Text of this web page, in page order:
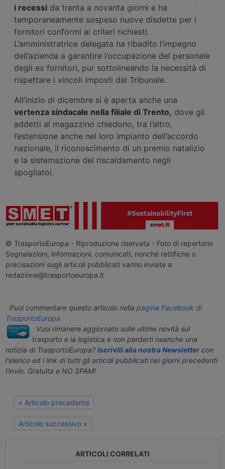
i recessi da trenta a novanta giorni e ha
temporaneamente sospeso nuove disdette per i
fornitori conformi ai criteri richiesti.
L’amministratrice delegata ha ribadito l’impegno
dell’azienda a garantire l’occupazione del personale
degli ex fornitori, pur sottolineando la necessità di
rispettare i vincoli imposti dal Tribunale.
All’inizio di dicembre si è aperta anche una
vertenza sindacale nella filiale di Trento, dove gli
addetti al magazzino chiedono, tra l’altro,
l’estensione anche nel loro impianto dell’accordo
nazionale, il riconoscimento di un premio natalizio
e la sistemazione del riscaldamento negli
spogliatoi.
© TrasportoEuropa - Riproduzione riservata - Foto di repertorio
Segnalazioni, informazioni, comunicati, nonché rettifiche o
precisazioni sugli articoli pubblicati vanno inviate a:
redazione@trasportoeuropa.it
Puoi commentare questo articolo nella pagina Facebook di
TrasportoEuropa
Vuoi rimanere aggiornato sulle ultime novità sul
trasporto e la logistica e non perderti neanche una
notizia di TrasportoEuropa? Iscriviti alla nostra Newslettercon
l'elenco ed i link di tutti gli articoli pubblicati nei giorni precedenti
l'invio. Gratuita e NO SPAM!
« Articolo precedente
Articolo successivo »
ARTICOLI CORRELATI